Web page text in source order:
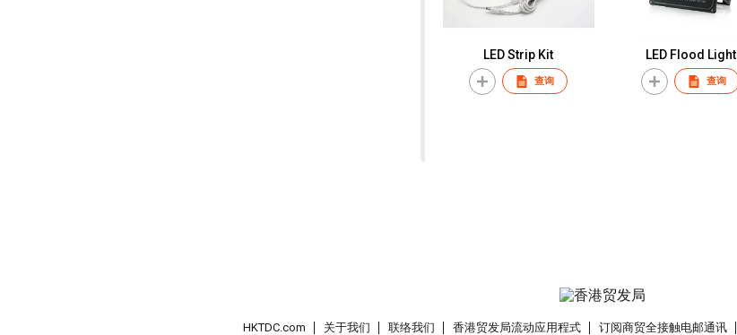
LED Strip Kit
查询
LED Flood Light
查询
HKTDC.com 关于我们 联络我们 香港贸发局流动应用程式 订阅商贸全接触电邮通讯